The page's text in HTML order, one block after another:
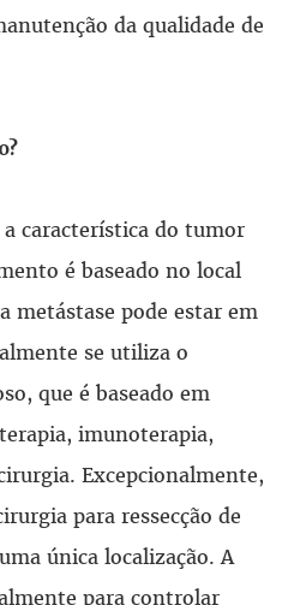
da qualidade de
característica do tumor
é baseado no local
metástase pode estar em
se utiliza o
que é baseado em
imunoterapia,
Excepcionalmente,
para ressecção de
única localização. A
para controlar